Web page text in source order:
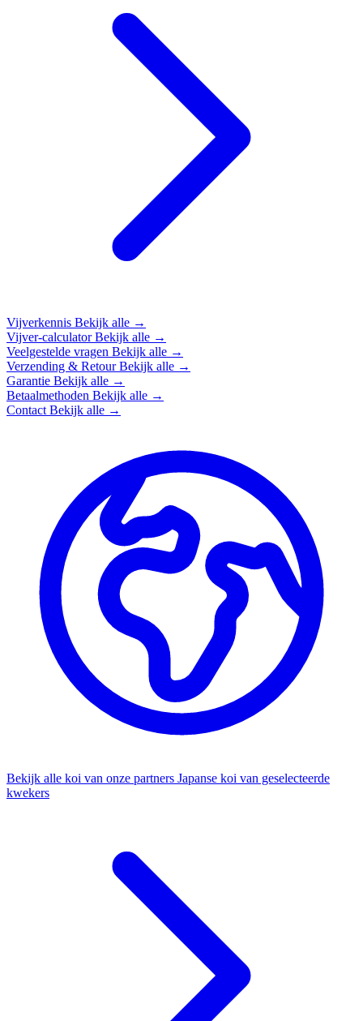
Vijverkennis Bekijk alle →
Vijver-calculatorBekijk alle →
Veelgestelde vragen Bekijk alle →
Verzending & RetourBekijk alle →
Garantie Bekijk alle →
Betaalmethoden Bekijk alle →
Contact Bekijk alle →
Bekijk alle koi van onze partners Japanse koi van geselecteerde
kwekers